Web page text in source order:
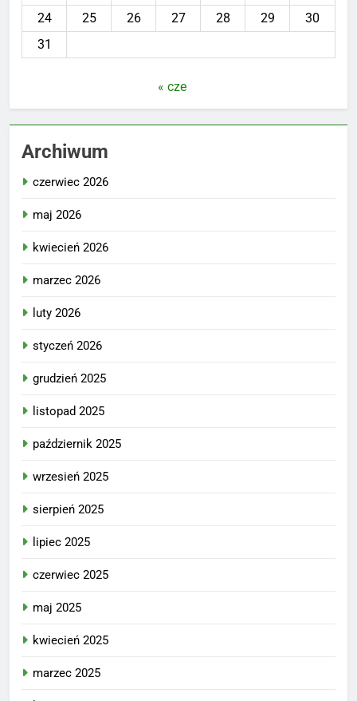
24
25 26 27 28 29
30
31
« cze
Archiwum
czerwiec 2026
maj 2026
kwiecień 2026
marzec 2026
luty 2026
styczeń 2026
grudzień 2025
listopad 2025
październik 2025
wrzesień 2025
sierpień 2025
lipiec 2025
czerwiec 2025
maj 2025
kwiecień 2025
marzec 2025